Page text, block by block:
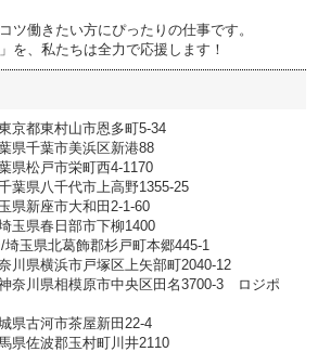
ツ働きたい方にぴったりの仕事です。
を、私たちは全力で応援します！
京都東村山市恩多町5-34
県千葉市美浜区新港88
県松戸市栄町西4-1170
葉県八千代市上高野1355-25
県新座市大和田2-1-60
玉県春日部市下柳1400
玉県北葛飾郡杉戸町本郷445-1
川県横浜市戸塚区上矢部町2040-12
奈川県相模原市中央区田名3700-3 ロジポ
県古河市茶屋新田22-4
県佐波郡玉村町川井2110